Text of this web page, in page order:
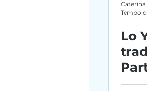
Caterina
Tempo
Lo